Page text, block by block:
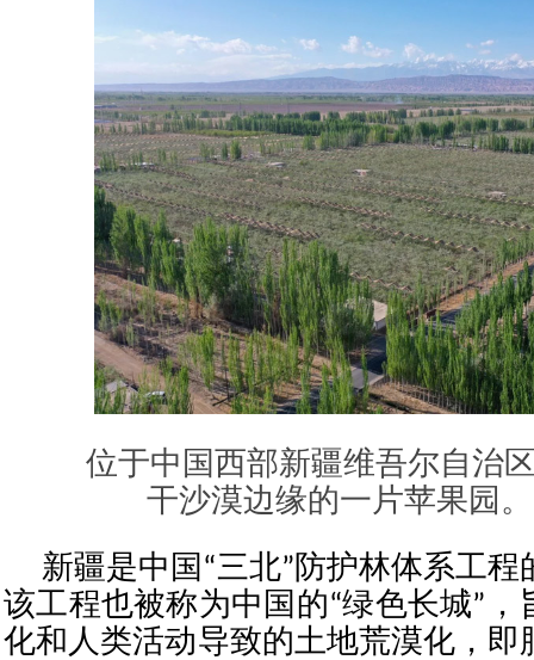
位于中国西部新疆维吾尔自治
干沙漠边缘的一片苹果园。
新疆是中国“三北”防护林体系工
该工程也被称为中国的“绿色长城”，
化和人类活动导致的土地荒漠化，即